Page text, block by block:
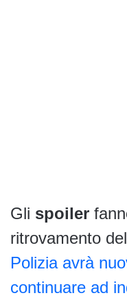
Gli spoiler
ritrovamento
Polizia avrà
continuare ad